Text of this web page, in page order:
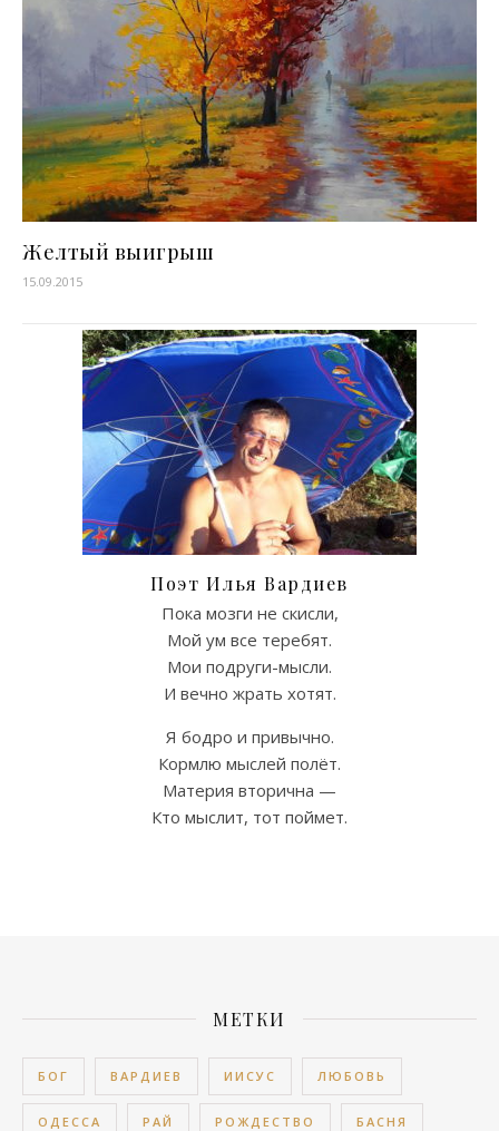
Желтый выигрыш
15.09.2015
Поэт Илья Вардиев
Пока мозги не скисли,
Мой ум все теребят.
Мои подруги-мысли.
И вечно жрать хотят.
Я бодро и привычно.
Кормлю мыслей полёт.
Материя вторична —
Кто мыслит, тот поймет.
МЕТКИ
БОГ ВАРДИЕВ ИИСУС ЛЮБОВЬ
ОДЕССА РАЙ РОЖДЕСТВО БАСНЯ